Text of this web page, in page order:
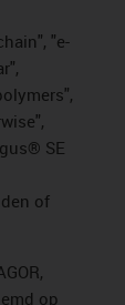
"e-
SE
of
op